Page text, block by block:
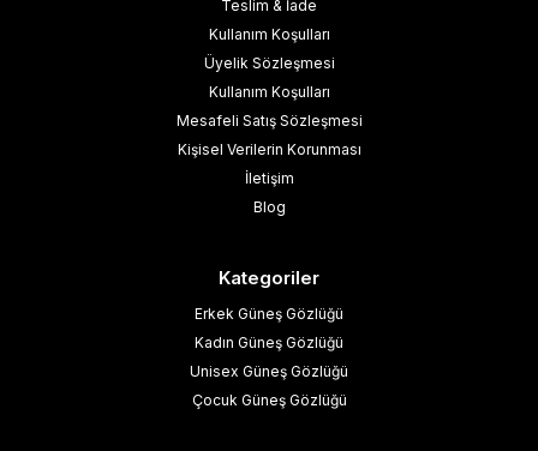
Teslim & İade
Kullanım Koşulları
Üyelik Sözleşmesi
Kullanım Koşulları
Mesafeli Satış Sözleşmesi
Kişisel Verilerin Korunması
İletişim
Blog
Kategoriler
Erkek Güneş Gözlüğü
Kadın Güneş Gözlüğü
Unisex Güneş Gözlüğü
Çocuk Güneş Gözlüğü